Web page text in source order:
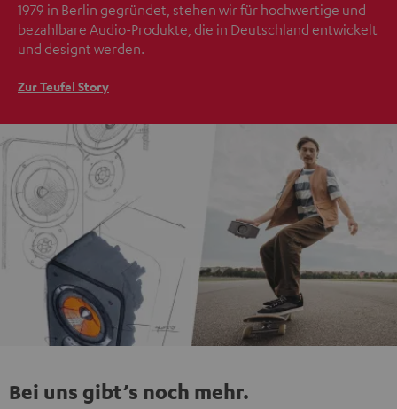
1979 in Berlin gegründet, stehen wir für hochwertige und
bezahlbare Audio-Produkte, die in Deutschland entwickelt
und designt werden.
Zur Teufel Story
Bei uns gibt’s noch mehr.